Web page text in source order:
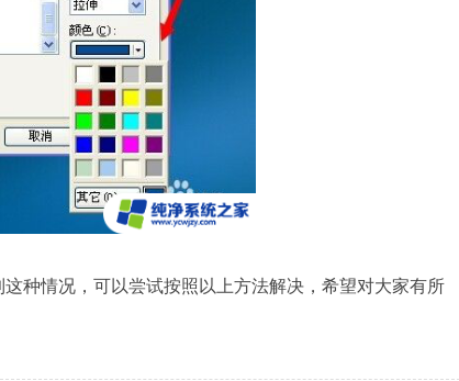
情况，可以尝试按照以上方法解决，希望对大家有所